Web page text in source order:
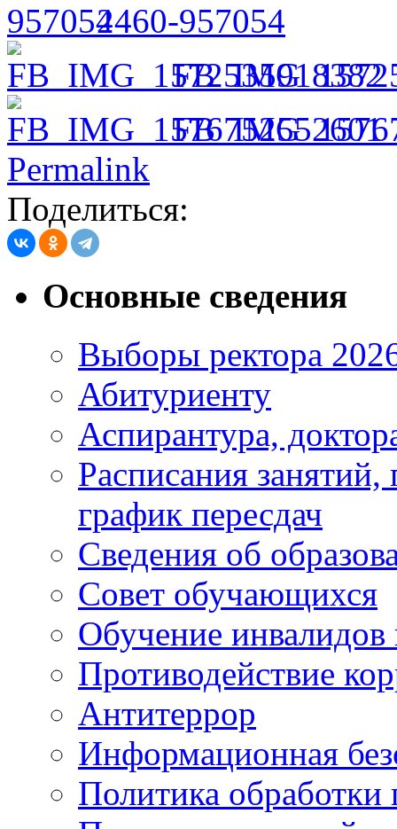
2460-957054
Permalink
Поделиться:
Основные сведения
Выборы ректора
Абитуриенту
Аспирантура,
Расписания
график пересдач
Сведения об
Совет обучающихся
Обучение
Противодействие
Антитеррор
Информационная
Политика